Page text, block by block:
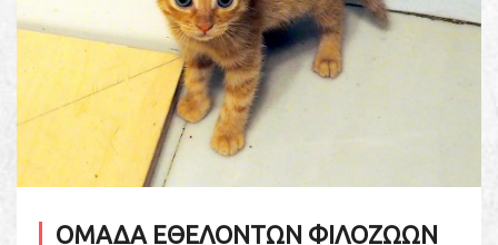
ΟΜΑΔΑ ΕΘΕΛΟΝΤΩΝ ΦΙΛΟΖΩΩΝ